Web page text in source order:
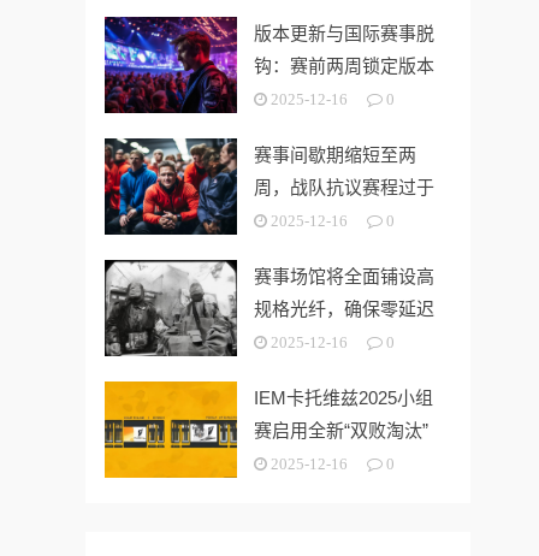
版本更新与国际赛事脱
钩：赛前两周锁定版本
2025-12-16 0
赛事间歇期缩短至两
周，战队抗议赛程过于
密集
2025-12-16 0
赛事场馆将全面铺设高
规格光纤，确保零延迟
比赛环境
2025-12-16 0
IEM卡托维兹2025小组
赛启用全新“双败淘汰”
赛制
2025-12-16 0